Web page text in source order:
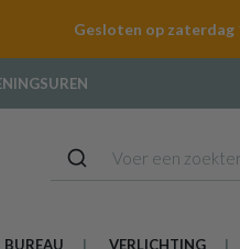
Gesloten op zaterdag
BUREAU VERLICHTING